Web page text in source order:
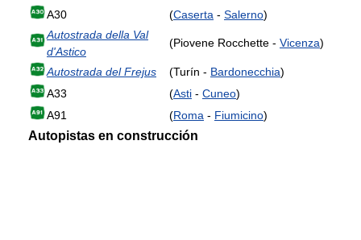
A30
(Caserta - Salerno)
Autostrada della Val
d'Astico
(Piovene Rocchette - Vicenza)
Autostrada del Frejus (Turín - Bardonecchia)
A33
(Asti - Cuneo)
A91
(Roma - Fiumicino)
Autopistas en construcción